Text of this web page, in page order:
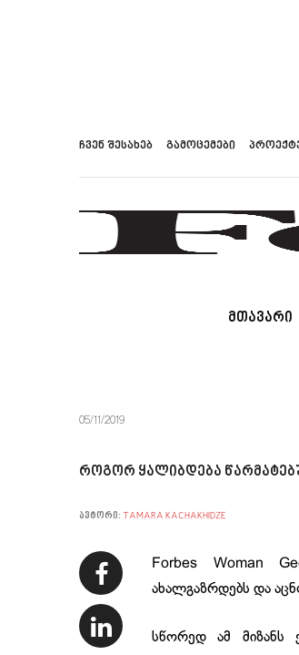
ჩვენ შესახებ გამოცემები
ᲛᲗᲐᲕᲐᲠᲘ
05/11/2019
როგორ ყალიბდება
ავტორი: TAMARA KACHAKHIDZE
Forbes Woman
ახალგაზრდებს და
სწორედ ამ მიზანს